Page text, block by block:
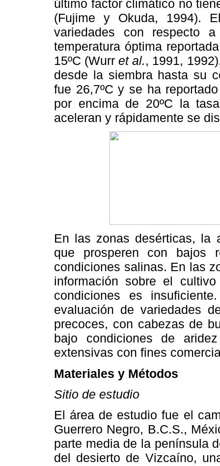
último factor climático no
(Fujime y Okuda, 1994).
variedades con respecto
temperatura óptima
15ºC (Wurret al., 1991,
desde la siembra hasta su
fue 26,7ºC y se ha
por encima de 20ºC la
aceleran y rápidamente se
En las zonas desérticas, la
que prosperen con bajos
condiciones salinas. En las
información sobre el
condiciones es
evaluación de variedades
precoces, con cabezas de
bajo condiciones de
extensivas con fines
Materiales y Métodos
Sitio de estudio
El área de estudio fue el
Guerrero Negro, B.C.S.,
parte media de la península
del desierto de Vizcaíno,